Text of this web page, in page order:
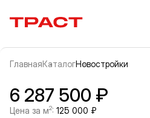
Траст | Служба недвижимости
ГлавнаяКаталогНовостройки
Информация об
Галерея
6 287 500 ₽
Цена за м2: 125 000 ₽